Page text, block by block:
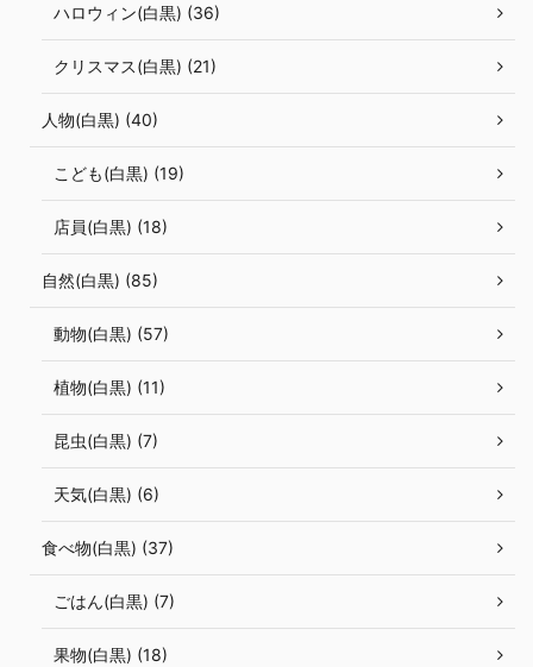
ハロウィン(白黒) (36)
クリスマス(白黒) (21)
人物(白黒) (40)
こども(白黒) (19)
店員(白黒) (18)
自然(白黒) (85)
動物(白黒) (57)
植物(白黒) (11)
昆虫(白黒) (7)
天気(白黒) (6)
食べ物(白黒) (37)
ごはん(白黒) (7)
果物(白黒) (18)